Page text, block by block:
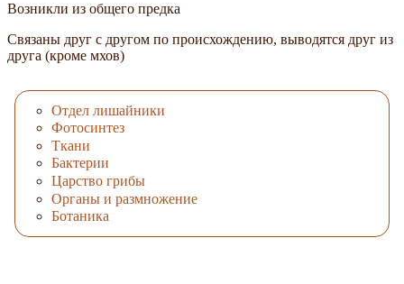
Возникли из общего предка
Связаны друг с другом по происхождению, выводятся друг из
друга (кроме мхов)
Отдел лишайники
Фотосинтез
Ткани
Бактерии
Царство грибы
Органы и размножение
Ботаника